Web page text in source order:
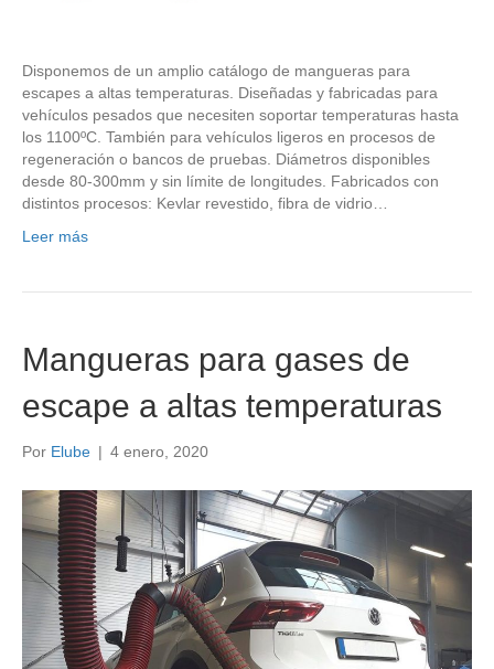
Disponemos de un amplio catálogo de mangueras para
escapes a altas temperaturas. Diseñadas y fabricadas para
vehículos pesados que necesiten soportar temperaturas hasta
los 1100ºC. También para vehículos ligeros en procesos de
regeneración o bancos de pruebas. Diámetros disponibles
desde 80-300mm y sin límite de longitudes. Fabricados con
distintos procesos: Kevlar revestido, fibra de vidrio…
Leer más
Mangueras para gases de
escape a altas temperaturas
Por Elube | 4 enero, 2020